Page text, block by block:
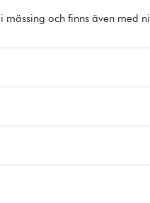
mässing och finns även med